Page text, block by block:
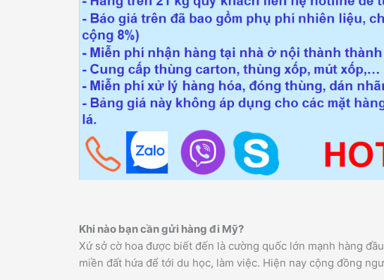
Khi nào bạn cần gửi hàng đi Mỹ?
Xứ sở cờ hoa được biết đến là cường quốc lớn mạnh hàng
miền đất hứa để tới du học, làm việc. Hiện nay cộng đồng